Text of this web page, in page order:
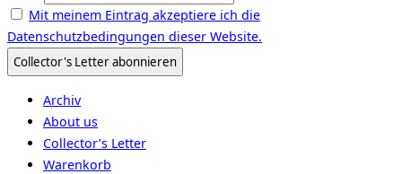
Mit meinem Eintrag akzeptiere ich die
Datenschutzbedingungen dieser Website.
Archiv
About us
Collector’s Letter
Warenkorb